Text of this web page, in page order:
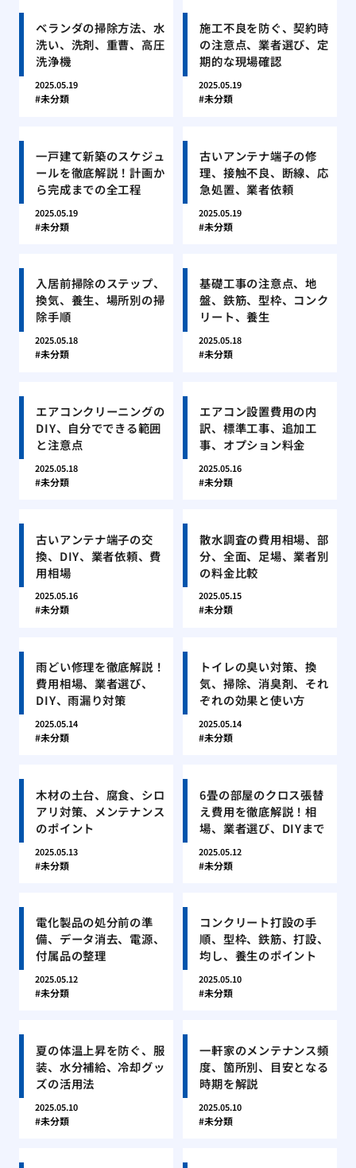
ベランダの掃除方法、水
洗い、洗剤、重曹、高圧
洗浄機
2025.05.19
未分類
施工不良を防ぐ、契約時
の注意点、業者選び、定
期的な現場確認
2025.05.19
未分類
一戸建て新築のスケジュ
ールを徹底解説！計画か
ら完成までの全工程
2025.05.19
未分類
古いアンテナ端子の修
理、接触不良、断線、応
急処置、業者依頼
2025.05.19
未分類
入居前掃除のステップ、
換気、養生、場所別の掃
除手順
2025.05.18
未分類
基礎工事の注意点、地
盤、鉄筋、型枠、コンク
リート、養生
2025.05.18
未分類
エアコンクリーニングの
DIY、自分でできる範囲
と注意点
2025.05.18
未分類
エアコン設置費用の内
訳、標準工事、追加工
事、オプション料金
2025.05.16
未分類
古いアンテナ端子の交
換、DIY、業者依頼、費
用相場
2025.05.16
未分類
散水調査の費用相場、部
分、全面、足場、業者別
の料金比較
2025.05.15
未分類
雨どい修理を徹底解説！
費用相場、業者選び、
DIY、雨漏り対策
2025.05.14
未分類
トイレの臭い対策、換
気、掃除、消臭剤、それ
ぞれの効果と使い方
2025.05.14
未分類
木材の土台、腐食、シロ
アリ対策、メンテナンス
のポイント
2025.05.13
未分類
6畳の部屋のクロス張替
え費用を徹底解説！相
場、業者選び、DIYまで
2025.05.12
未分類
電化製品の処分前の準
備、データ消去、電源、
付属品の整理
2025.05.12
未分類
コンクリート打設の手
順、型枠、鉄筋、打設、
均し、養生のポイント
2025.05.10
未分類
夏の体温上昇を防ぐ、服
装、水分補給、冷却グッ
ズの活用法
2025.05.10
未分類
一軒家のメンテナンス頻
度、箇所別、目安となる
時期を解説
2025.05.10
未分類